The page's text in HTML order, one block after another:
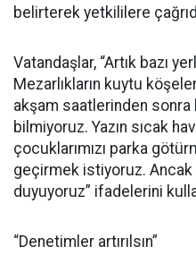
belirterek yetkililere
Vatandaşlar, “Artık bazı
Mezarlıkların kuytu
akşam saatlerinden
bilmiyoruz. Yazın sıcak
çocuklarımızı parka
geçirmek istiyoruz.
duyuyoruz” ifadelerini
“Denetimler artırılsın”